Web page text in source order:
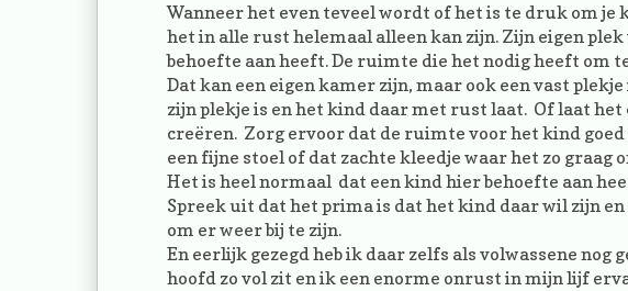
Wanneer het even teveel wordt of het is te druk om je
het in alle rust helemaal alleen kan zijn. Zijn eigen
behoefte aan heeft. De ruimte die het nodig heeft om
Dat kan een eigen kamer zijn, maar ook een vast
zijn plekje is en het kind daar met rust laat. Of laat
creëren. Zorg ervoor dat de ruimte voor het kind
een fijne stoel of dat zachte kleedje waar het zo graag
Het is heel normaal dat een kind hier behoefte aan
Spreek uit dat het prima is dat het kind daar wil zijn
om er weer bij te zijn.
En eerlijk gezegd heb ik daar zelfs als volwassene
hoofd zo vol zit en ik een enorme onrust in mijn lijf